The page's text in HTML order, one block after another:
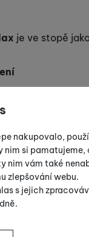
nakupovalo,
nim si
nim vám také
zlepšování webu.
s jejich
s
je ve stopě